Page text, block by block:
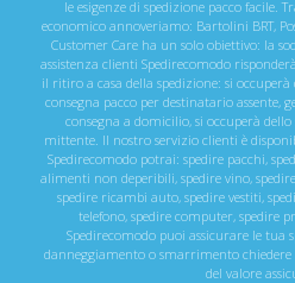
le esigenze di spedizione pacco facile.
economico annoveriamo: Bartolini BRT,
Customer Care ha un solo obiettivo: la
assistenza clienti Spedirecomodo
il ritiro a casa della spedizione: si
consegna pacco per destinatario assente,
consegna a domicilio, si occuperà
mittente. Il nostro servizio clienti è
Spedirecomodo potrai: spedire pacchi,
alimenti non deperibili, spedire vino,
spedire ricambi auto, spedire vestiti,
telefono, spedire computer, spedire
Spedirecomodo puoi assicurare le tua
danneggiamento o smarrimento
del valore